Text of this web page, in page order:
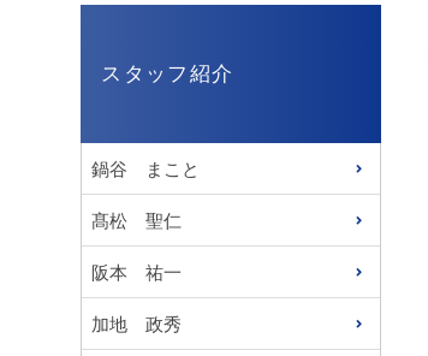
スタッフ紹介
鍋谷 まこと
髙松 聖仁
阪本 祐一
加地 政秀